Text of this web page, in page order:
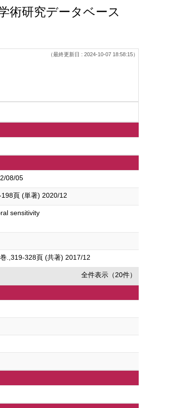
術研究データベース
（最終更新日 : 2024-10-07 18:58:15）
08/05
頁 (単著) 2020/12
sensitivity
.,319-328頁 (共著) 2017/12
全件表示（20件）